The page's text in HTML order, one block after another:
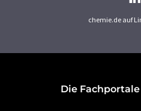
chemie.de auf
Die Fachportale